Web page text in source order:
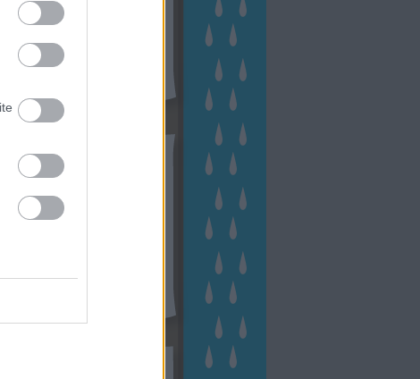
2022 április
(3
2021 december
2021 augusztus
Tovább
...